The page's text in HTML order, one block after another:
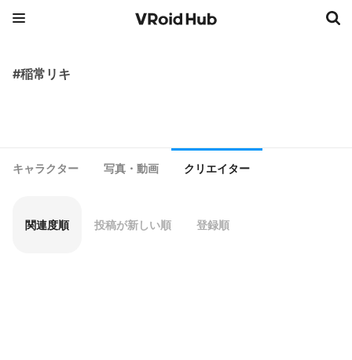
#稲常リキ
キャラクター 写真・動画 クリエイター
関連度順 投稿が新しい順 登録順